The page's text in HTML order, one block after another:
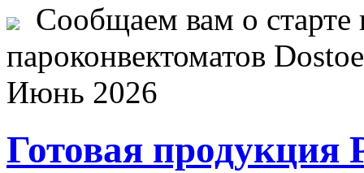
Сообщаем вам о старте
пароконвектоматов
Июнь 2026
Готовая продукция